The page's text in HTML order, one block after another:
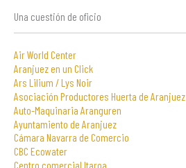
Una cuestión de oficio
Air World Center
Aranjuez en un Click
Ars Lilium / Lys Noir
Asociación Productores Huerta de Aranjuez
Auto-Maquinaria Aranguren
Ayuntamiento de Aranjuez
Cámara Navarra de Comercio
CBC Ecowater
Centro comercial Itaroa